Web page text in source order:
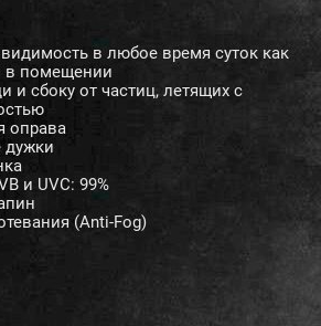
в любое время суток как
в помещении
и сбоку от частиц, летящих с
оправа
дужки
и UVC: 99%
(Anti-Fog)